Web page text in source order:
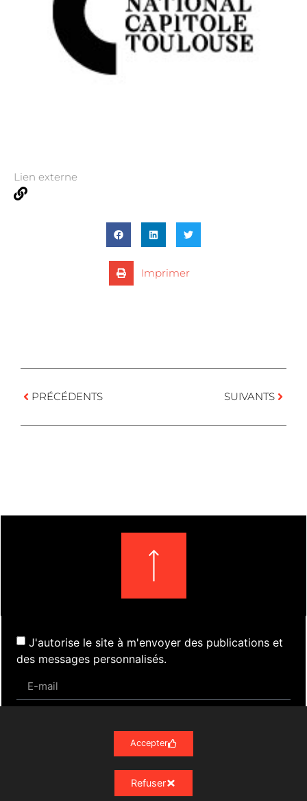
Lien externe
Imprimer
PRÉCÉDENTS SUIVANTS
J'autorise le site à m'envoyer des publications et
des messages personnalisés.
Évènements Presse
Accepter
Refuser